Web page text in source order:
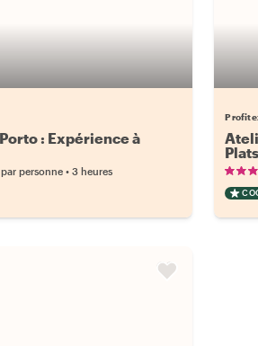
: Expérience à
par personne • 3 heures